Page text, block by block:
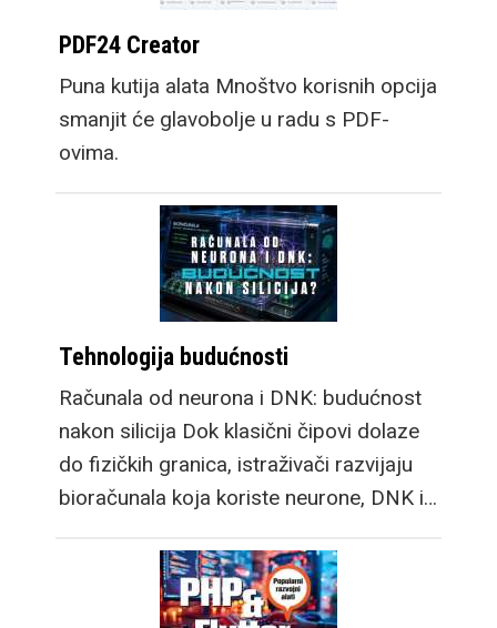
PDF24 Creator
Puna kutija alata Mnoštvo korisnih opcija
smanjit će glavobolje u radu s PDF-
ovima.
Tehnologija budućnosti
Računala od neurona i DNK: budućnost
nakon silicija Dok klasični čipovi dolaze
do fizičkih granica, istraživači razvijaju
bioračunala koja koriste neurone, DNK i…